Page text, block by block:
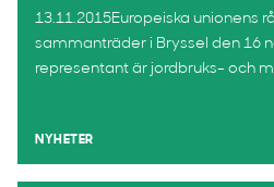
13.11.2015Europeiska unionens
sammanträder i Bryssel den 16
representant är jordbruks- och
NYHETER